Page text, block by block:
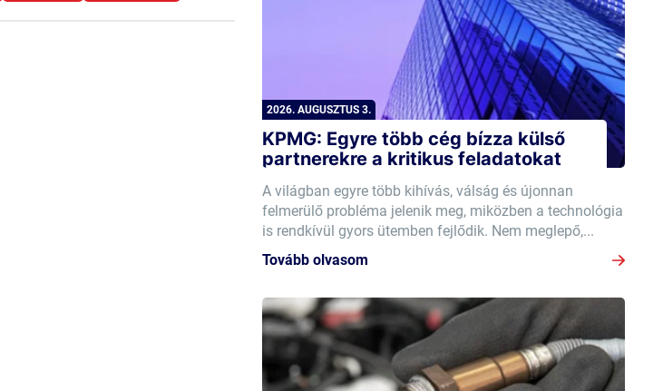
2026. AUGUSZTUS 3.
KPMG: Egyre több cég bízza külső
partnerekre a kritikus feladatokat
A világban egyre több kihívás, válság és újonnan
felmerülő probléma jelenik meg, miközben a technológia
is rendkívül gyors ütemben fejlődik. Nem meglepő,...
Tovább olvasom